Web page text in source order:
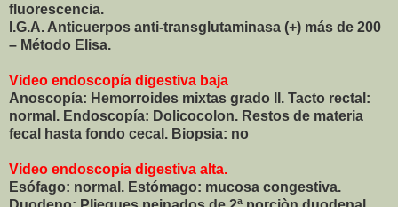
fluorescencia.
I.G.A. Anticuerpos anti-transglutaminasa (+) más de 200
– Método Elisa.
Video endoscopía digestiva baja
Anoscopía: Hemorroides mixtas grado II. Tacto rectal:
normal. Endoscopía: Dolicocolon. Restos de materia
fecal hasta fondo cecal. Biopsia: no
Video endoscopía digestiva alta.
Esófago: normal. Estómago: mucosa congestiva.